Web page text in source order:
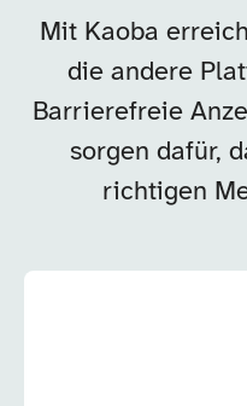
Mit Kaoba
die andere
Barrierefreie
sorgen dafür,
richtigen